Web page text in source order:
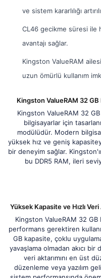
ve sistem kararlılığı
CL46 gecikme süresi ile
avantajı sağlar.
Kingston ValueRAM
uzun ömürlü kullanım
Kingston ValueRAM 32
Kingston ValueRAM 32
bilgisayarlar için
modülüdür. Modern
yüksek hız ve geniş
bir deneyim sağlar.
bu DDR5 RAM, ileri
Yüksek Kapasite ve Hızlı
Kingston ValueRAM 32
performans gerektiren
GB kapasite, çoklu
yavaşlama olmadan akıcı
veri aktarımını en üst
düzenleme veya yazılım